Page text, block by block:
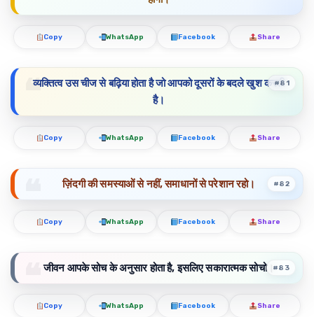
Copy WhatsApp Facebook Share
व्यक्तित्व उस चीज से बढ़िया होता है जो आपको दूसरों के बदले खुश करती
है।
#81
Copy WhatsApp Facebook Share
ज़िंदगी की समस्याओं से नहीं, समाधानों से परेशान रहो। #82
Copy WhatsApp Facebook Share
जीवन आपके सोच के अनुसार होता है, इसलिए सकारात्मक सोचो।#83
Copy WhatsApp Facebook Share